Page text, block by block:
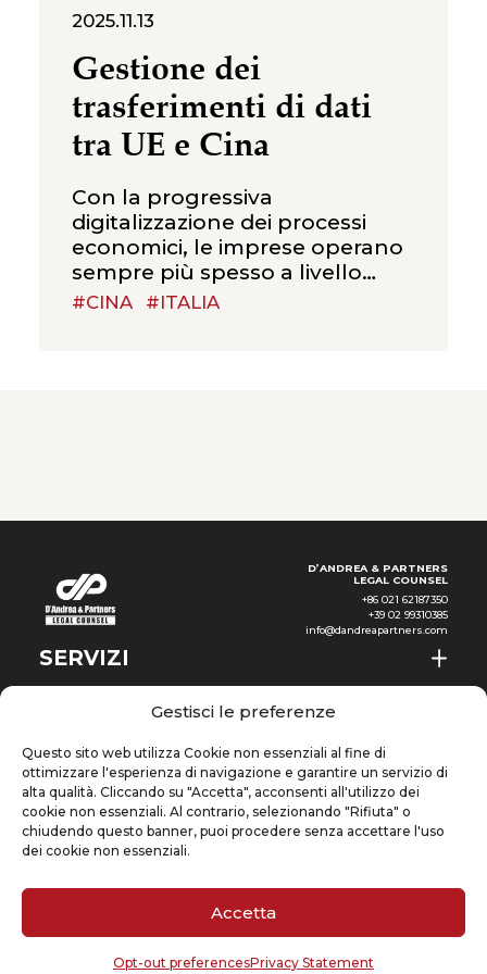
Gestisci le preferenze
Questo sito web utilizza Cookie non essenziali al fine di
ottimizzare l'esperienza di navigazione e garantire un servizio di
alta qualità. Cliccando su "Accetta", acconsenti all'utilizzo dei
cookie non essenziali. Al contrario, selezionando "Rifiuta" o
chiudendo questo banner, puoi procedere senza accettare l'uso
dei cookie non essenziali.
Accetta
Opt-out preferencesPrivacy Statement
IT
2025.11.13
Gestione dei
trasferimenti di dati
tra UE e Cina
Con la progressiva
digitalizzazione dei processi
economici, le imprese operano
sempre più spesso a livello
internazionale, gestendo flussi
Regolamento generale sulla
#CINA #ITALIA
D’ANDREA & PARTNERS
LEGAL COUNSEL
+86 021 62187350
+39 02 99310385
info@dandreapartners.com
SERVIZI
CHI SIAMO
NEWS & EVENTI
CONOSCENZE
CONTATTI